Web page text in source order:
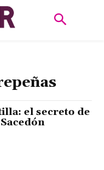
el secreto de